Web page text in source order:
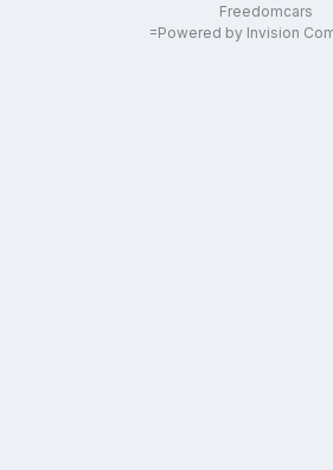
Freedomcars
=Powered by Invision